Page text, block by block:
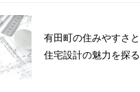
有田町の住みやすさと
住宅設計の魅力を探る